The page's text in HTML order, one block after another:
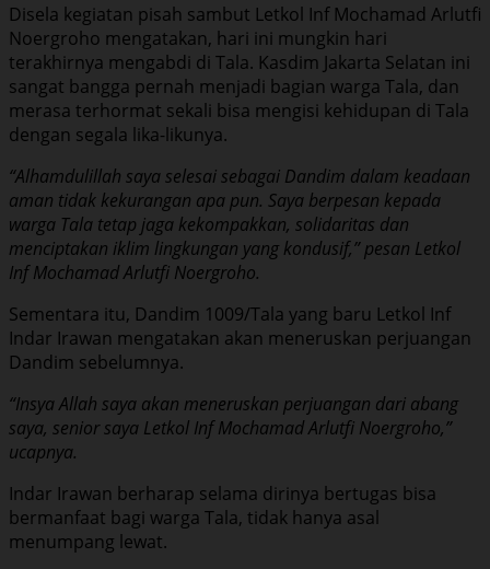
Disela kegiatan pisah sambut Letkol Inf Mochamad Arlutfi
Noergroho mengatakan, hari ini mungkin hari
terakhirnya mengabdi di Tala. Kasdim Jakarta Selatan ini
sangat bangga pernah menjadi bagian warga Tala, dan
merasa terhormat sekali bisa mengisi kehidupan di Tala
dengan segala lika-likunya.
“Alhamdulillah saya selesai sebagai Dandim dalam keadaan
aman tidak kekurangan apa pun. Saya berpesan kepada
warga Tala tetap jaga kekompakkan, solidaritas dan
menciptakan iklim lingkungan yang kondusif,” pesan Letkol
Inf Mochamad Arlutfi Noergroho.
Sementara itu, Dandim 1009/Tala yang baru Letkol Inf
Indar Irawan mengatakan akan meneruskan perjuangan
Dandim sebelumnya.
“Insya Allah saya akan meneruskan perjuangan dari abang
saya, senior saya Letkol Inf Mochamad Arlutfi Noergroho,”
ucapnya.
Indar Irawan berharap selama dirinya bertugas bisa
bermanfaat bagi warga Tala, tidak hanya asal
menumpang lewat.